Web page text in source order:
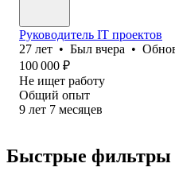
Руководитель IT проектов
27 лет • Был вчера •
100 000 ₽
Не ищет работу
Общий опыт
9 лет 7 месяцев
Быстрые фильтры